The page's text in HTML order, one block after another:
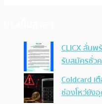
CLICX ลั่น
รับสมัครชั่ว
Coldcard
ช่องโหว่ยังอุ